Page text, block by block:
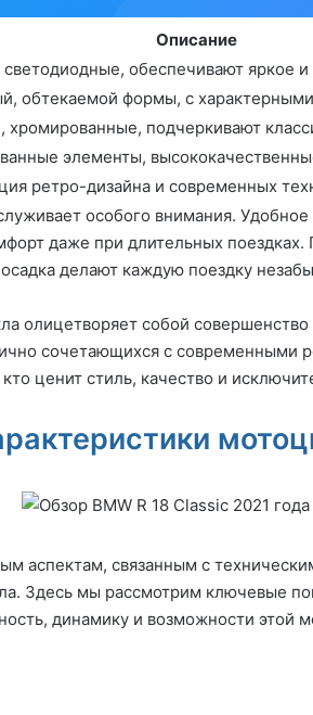
Описание
светодиодные, обеспечивают яркое
обтекаемой формы, с
хромированные, подчеркивают
элементы,
ретро-дизайна и современных
особого внимания.
даже при длительных
делают каждую поездку
олицетворяет собой
сочетающихся с современными
ценит стиль, качество и
аспектам, связанным с
Здесь мы рассмотрим ключевые
динамику и возможности этой